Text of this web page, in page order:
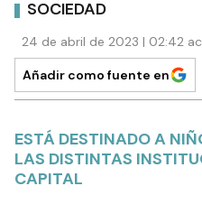
SOCIEDAD
24 de abril de 2023 | 02:42
Añadir como fuente en
ESTÁ DESTINADO A
LAS DISTINTAS
CAPITAL